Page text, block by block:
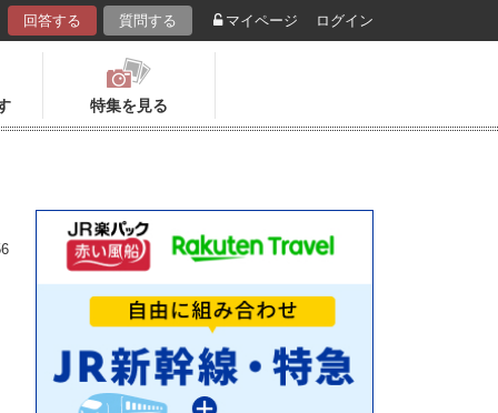
回答する 質問する マイページ ログイン
特集を見る